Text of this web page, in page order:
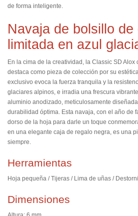
de forma inteligente.
Navaja de bolsillo de
limitada en azul
En la cima de la creatividad, la Classic SD
destaca como pieza de colección por su
exclusivo evoca la fuerza tranquila y la
glaciares alpinos, e irradia una frescura
aluminio anodizado, meticulosamente
durabilidad óptima. Esta navaja, con el año de
dorso de la hoja para darle un toque
en una elegante caja de regalo negra, es una
siempre.
Herramientas
Hoja pequeña / Tijeras / Lima de uñas /
Dimensiones